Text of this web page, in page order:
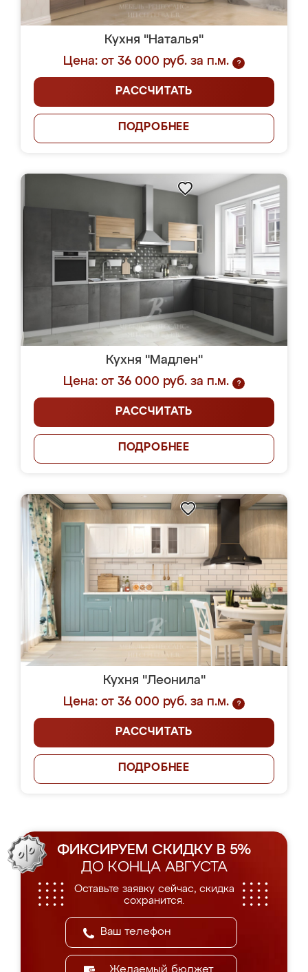
Кухня "Наталья"
Цена: от 36 000 руб. за п.м.
?
РАССЧИТАТЬ
ПОДРОБНЕЕ
Кухня "Мадлен"
Цена: от 36 000 руб. за п.м.
?
РАССЧИТАТЬ
ПОДРОБНЕЕ
Кухня "Леонила"
Цена: от 36 000 руб. за п.м.
?
РАССЧИТАТЬ
ПОДРОБНЕЕ
ФИКСИРУЕМ СКИДКУ В 5%
ДО КОНЦА АВГУСТА
Оставьте заявку сейчас, скидка
сохранится.